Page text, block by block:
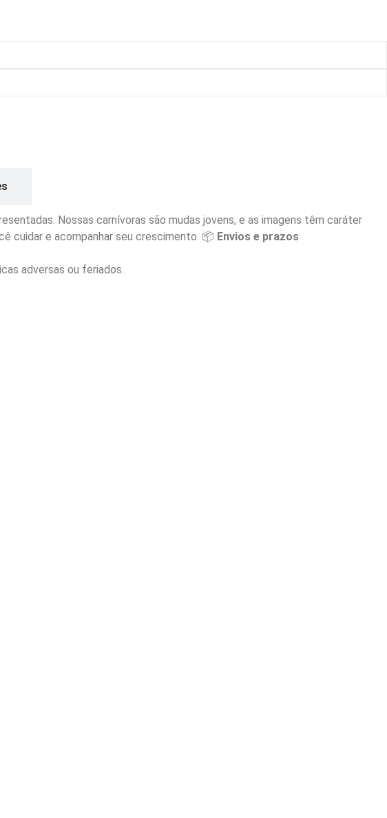
Nossas carnívoras são mudas jovens, e as imagens têm caráter
cuidar e acompanhar seu crescimento. 📦 Envios e prazos
adversas ou feriados.